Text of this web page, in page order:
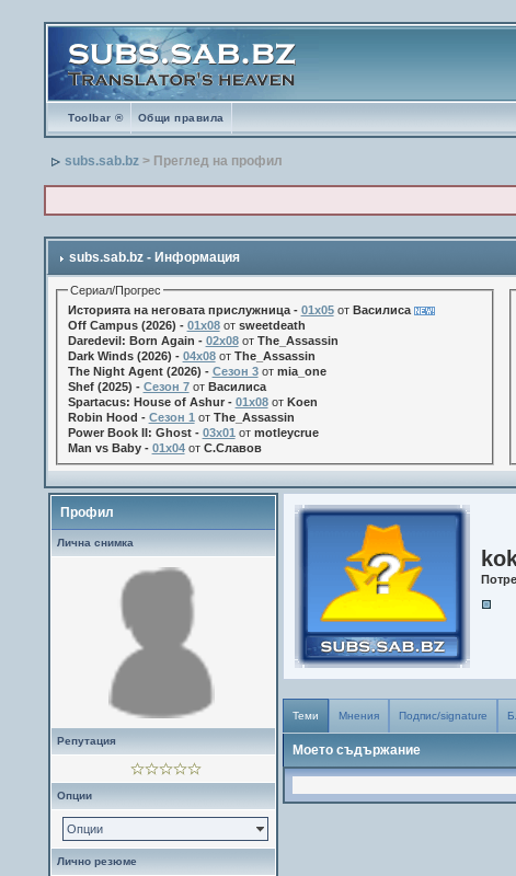
Toolbar ® Общи правила
subs.sab.bz > Преглед на профил
subs.sab.bz - Информация
Сериал/Прогрес
Историята на неговата прислужница - 01х05от Василиса
Off Campus (2026) - 01x08от sweetdeath
Daredevil: Born Again - 02x08от The_Assassin
Dark Winds (2026) - 04x08от The_Assassin
The Night Agent (2026) - Сезон 3от mia_one
Shef (2025) - Сезон 7от Василиса
Spartacus: House of Ashur - 01x08от Koen
Robin Hood - Сезон 1 от The_Assassin
Power Book II: Ghost - 03x01 от motleycrue
Man vs Baby - 01x04от С.Славов
Профил
Лична снимка
Репутация
Опции
Опции
Лично резюме
Теми Мнения Подпис/signature
Моето съдържание